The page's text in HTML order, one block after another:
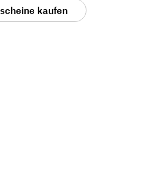
kaufen